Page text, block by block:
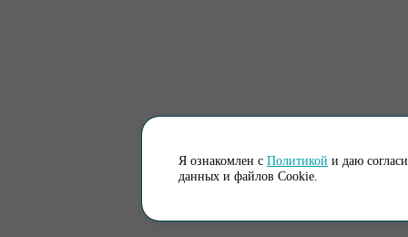
Я ознакомлен с Политикой и даю
данных и файлов Cookie.